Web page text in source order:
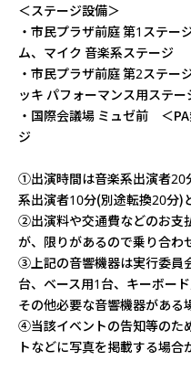
＜ステージ設備＞
・市民プラザ前庭 第1ステ
ム、マイク 音楽系ステージ
・市民プラザ前庭 第2ステ
ッキ パフォーマンス用ステー
・国際会議場 ミュゼ前 ＜
ジ
①出演時間は音楽系出演者20
系出演者10分(別途転換20分)
②出演料や交通費などのお支
が、限りがあるので乗り合わ
③上記の音響機器は実行委員
台、ベース用1台、キーボード
その他必要な音響機器がある
④当該イベントの告知等のた
トなどに写真を掲載する場合